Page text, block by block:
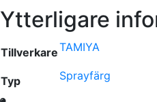
Ytterligare
TillverkareTAMIYA
Typ Sprayfärg